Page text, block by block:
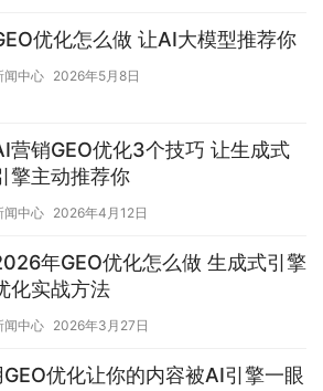
优化怎么做 让AI大模型推荐你
闻中心 2026年5月8日
营销GEO优化3个技巧 让生成式
擎主动推荐你
闻中心 2026年4月12日
年GEO优化怎么做 生成式引擎
化实战方法
闻中心 2026年3月27日
优化让你的内容被AI引擎一眼